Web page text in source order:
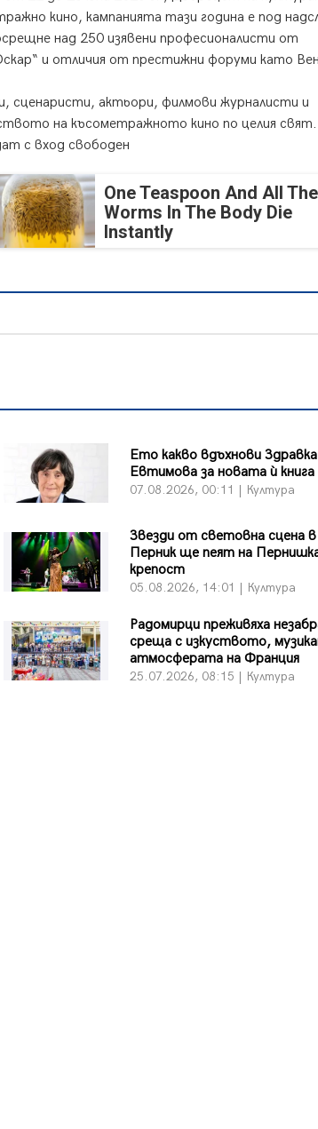
кино, кампанията тази година е под
над 250 изявени професионалисти от
и отличия от престижни форуми като
актьори, филмови журналисти и
на късометражното кино по целия свят.
с вход свободен
One Teaspoon And All The
Worms In The Body Die
Instantly
Ето какво вдъхнови Здравка
Евтимова за новата ѝ книга
07.08.2026, 00:11 | Култура
Звезди от световна сцена в
Перник ще пеят на
крепост
05.08.2026, 14:01 | Култура
Радомирци преживяха
среща с изкуството,
атмосферата на Франция
25.07.2026, 08:15 | Култура